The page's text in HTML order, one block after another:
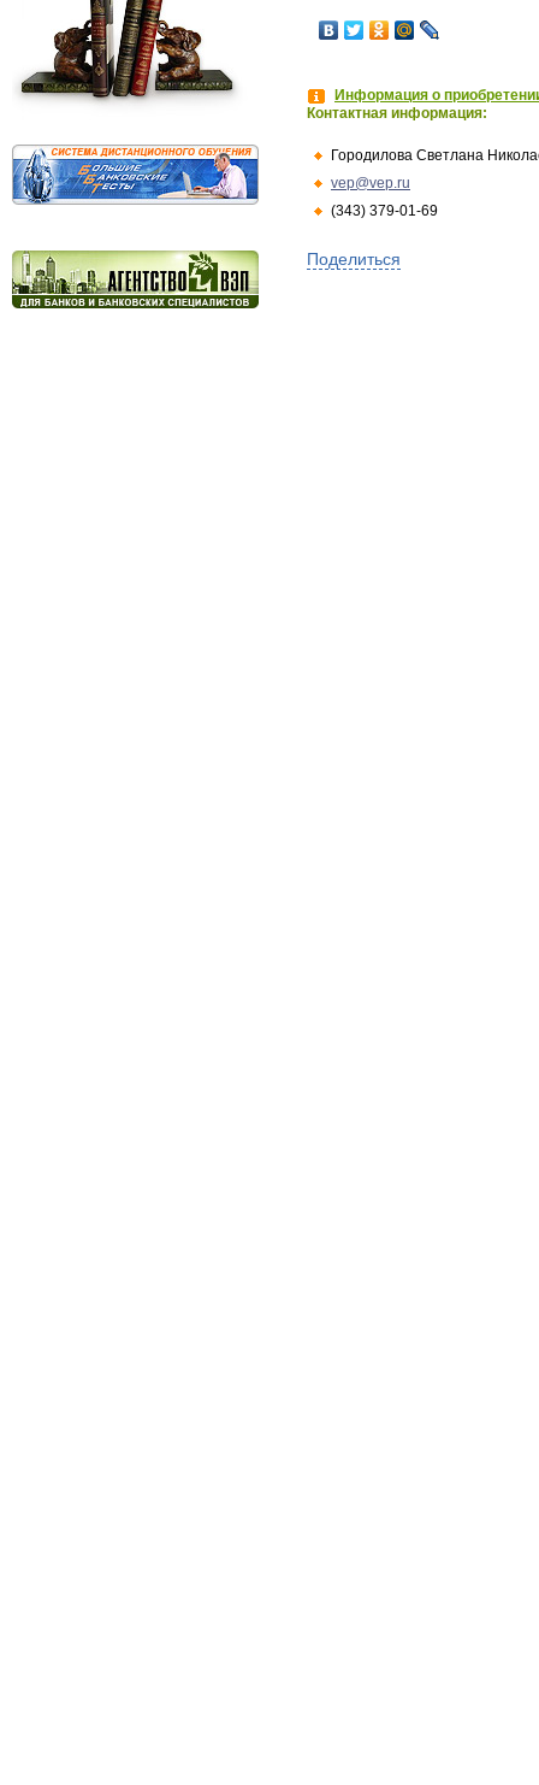
Информация о
Контактная информация:
Городилова Светлана
vep@vep.ru
(343) 379-01-69
Поделиться